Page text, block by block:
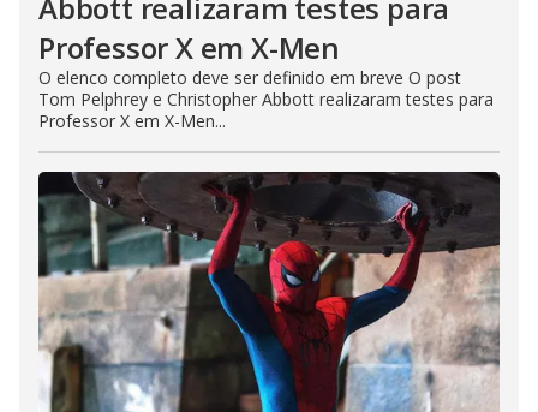
Abbott realizaram testes para
Professor X em X-Men
O elenco completo deve ser definido em breve O post
Tom Pelphrey e Christopher Abbott realizaram testes para
Professor X em X-Men...